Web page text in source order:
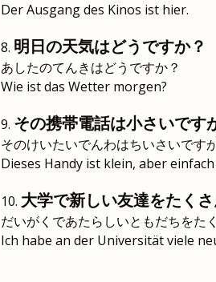
Der Ausgang des Kinos ist hier.
明日の天気はどうですか？
あしたのてんきはどうですか？
Wie ist das Wetter morgen?
その携帯電話は小さいです
そのけいたいでんわはちいさいです
Dieses Handy ist klein, aber
大学で新しい友達をたくさ
だいがくであたらしいともだちをた
Ich habe an der Universität viele